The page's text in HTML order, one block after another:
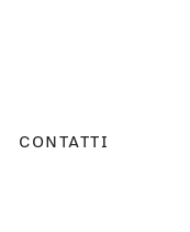
CONTATTI